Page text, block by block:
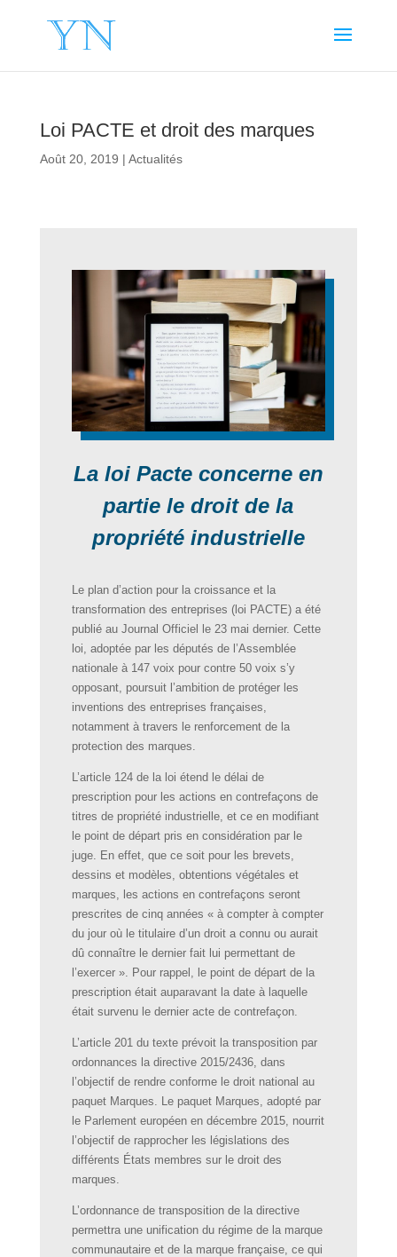
Loi PACTE et droit des marques
Août 20, 2019 | Actualités
La loi Pacte concerne en
partie le droit de la
propriété industrielle
Le plan d’action pour la croissance et la
transformation des entreprises (loi PACTE) a été
publié au Journal Officiel le 23 mai dernier. Cette
loi, adoptée par les députés de l’Assemblée
nationale à 147 voix pour contre 50 voix s’y
opposant, poursuit l’ambition de protéger les
inventions des entreprises françaises,
notamment à travers le renforcement de la
protection des marques.
L’article 124 de la loi étend le délai de
prescription pour les actions en contrefaçons de
titres de propriété industrielle, et ce en modifiant
le point de départ pris en considération par le
juge. En effet, que ce soit pour les brevets,
dessins et modèles, obtentions végétales et
marques, les actions en contrefaçons seront
prescrites de cinq années « à compter à compter
du jour où le titulaire d’un droit a connu ou aurait
dû connaître le dernier fait lui permettant de
l’exercer ». Pour rappel, le point de départ de la
prescription était auparavant la date à laquelle
était survenu le dernier acte de contrefaçon.
L’article 201 du texte prévoit la transposition par
ordonnances la directive 2015/2436, dans
l’objectif de rendre conforme le droit national au
paquet Marques. Le paquet Marques, adopté par
le Parlement européen en décembre 2015, nourrit
l’objectif de rapprocher les législations des
différents États membres sur le droit des
marques.
L’ordonnance de transposition de la directive
permettra une unification du régime de la marque
communautaire et de la marque française, ce qui